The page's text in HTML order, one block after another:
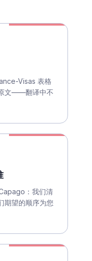
Visas 表格
文——翻译中不
：我们清
期望的顺序为您